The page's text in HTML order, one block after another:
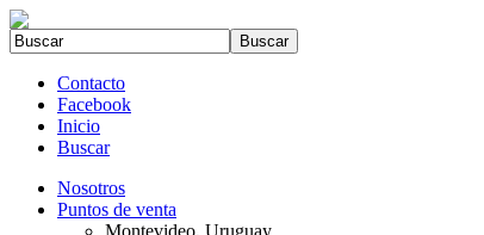
Contacto
Facebook
Inicio
Buscar
Nosotros
Puntos de venta
Montevideo, Uruguay